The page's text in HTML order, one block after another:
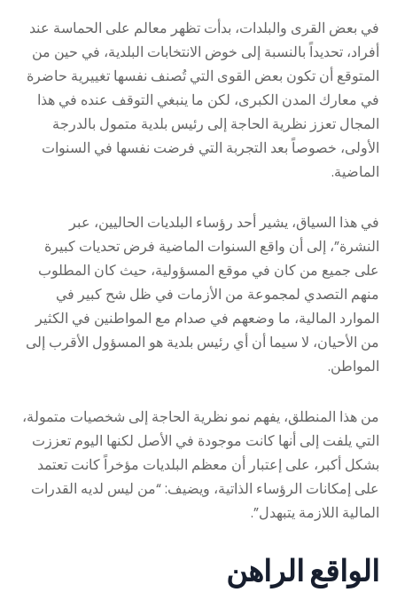
في بعض القرى والبلدات، بدأت تظهر معالم على الحماسة عند
أفراد، تحديداً بالنسبة إلى خوض الانتخابات البلدية، في حين من
المتوقع أن تكون بعض القوى التي تُصنف نفسها تغييرية حاضرة
في معارك المدن الكبرى، لكن ما ينبغي التوقف عنده في هذا
المجال تعزز نظرية الحاجة إلى رئيس بلدية متمول بالدرجة
الأولى، خصوصاً بعد التجربة التي فرضت نفسها في السنوات
الماضية.
في هذا السياق، يشير أحد رؤساء البلديات الحاليين، عبر
النشرة”، إلى أن واقع السنوات الماضية فرض تحديات كبيرة
على جميع من كان في موقع المسؤولية، حيث كان المطلوب
منهم التصدي لمجموعة من الأزمات في ظل شح كبير في
الموارد المالية، ما وضعهم في صدام مع المواطنين في الكثير
من الأحيان، لا سيما أن أي رئيس بلدية هو المسؤول الأقرب إلى
المواطن.
من هذا المنطلق، يفهم نمو نظرية الحاجة إلى شخصيات متمولة،
التي يلفت إلى أنها كانت موجودة في الأصل لكنها اليوم تعززت
بشكل أكبر، على إعتبار أن معظم البلديات مؤخراً كانت تعتمد
على إمكانات الرؤساء الذاتية، ويضيف: “من ليس لديه القدرات
المالية اللازمة يتبهدل”.
الواقع الراهن